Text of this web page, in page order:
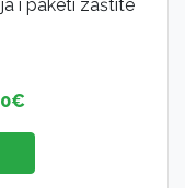
i paketi zaštite